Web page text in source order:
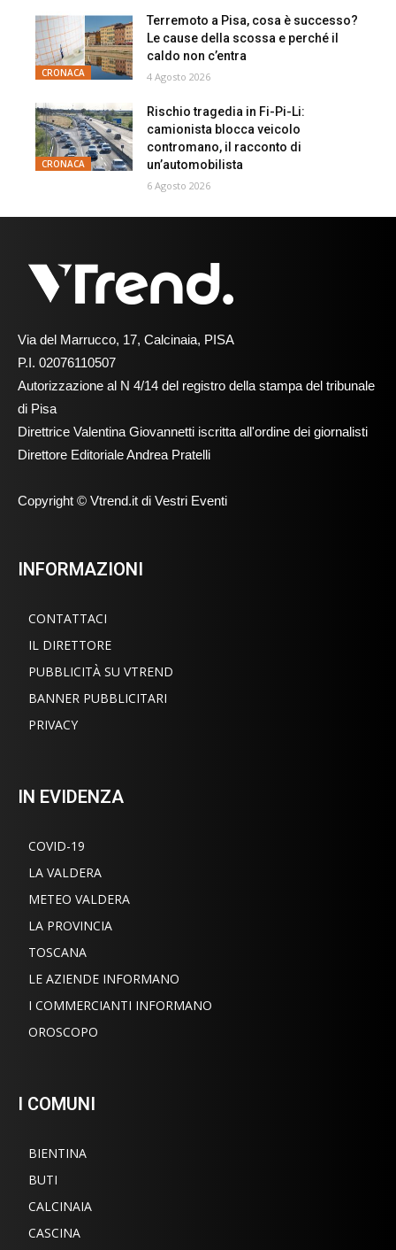
CRONACA
Terremoto a Pisa, cosa è successo?
Le cause della scossa e perché il
caldo non c’entra
4 Agosto 2026
CRONACA
Rischio tragedia in Fi-Pi-Li:
camionista blocca veicolo
contromano, il racconto di
un’automobilista
6 Agosto 2026
Via del Marrucco, 17, Calcinaia, PISA
P.I. 02076110507
Autorizzazione al N 4/14 del registro della stampa del tribunale
di Pisa
Direttrice Valentina Giovannetti iscritta all'ordine dei giornalisti
Direttore Editoriale Andrea Pratelli
Copyright © Vtrend.it di Vestri Eventi
INFORMAZIONI
CONTATTACI
IL DIRETTORE
PUBBLICITÀ SU VTREND
BANNER PUBBLICITARI
PRIVACY
IN EVIDENZA
COVID-19
LA VALDERA
METEO VALDERA
LA PROVINCIA
TOSCANA
LE AZIENDE INFORMANO
I COMMERCIANTI INFORMANO
OROSCOPO
I COMUNI
BIENTINA
BUTI
CALCINAIA
CASCINA